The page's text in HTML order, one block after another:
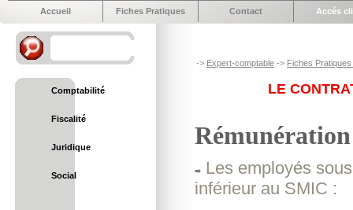
Accueil Fiches Pratiques Contact Accés
Comptabilité
Fiscalité
Juridique
Social
-> Expert-comptable -> Fiches
LE
Les employés
inférieur au SMIC :